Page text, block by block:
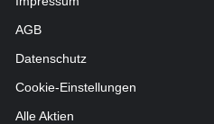
AGB
Datenschutz
Cookie-Einstellungen
Alle Aktien